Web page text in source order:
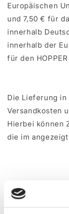
Europäischen
und 7,50 € für
innerhalb
innerhalb der
für den
Die Lieferung
Versandkosten
Hierbei können
die im
Die Lieferung